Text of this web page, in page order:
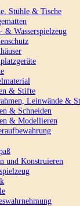
Stühle & Tische
& Wasserspielzeug
& Stifte
Leinwände &
& Schneiden
& Modellieren
und Konstruieren